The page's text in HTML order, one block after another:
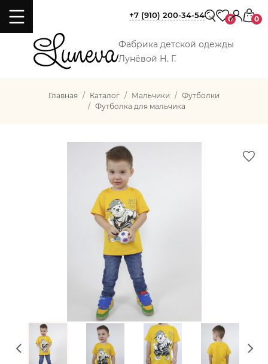
Фабрика детской одежды
Лунёвой Н. Г.
+7 (910) 200-34-54 0 0
Главная Каталог Мальчики
Футболки
Футболка для мальчика